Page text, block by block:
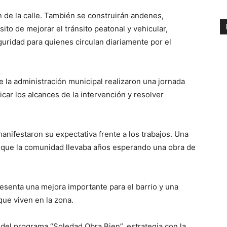
la calle. También se construirán andenes,
de mejorar el tránsito peatonal y vehicular,
para quienes circulan diariamente por el
administración municipal realizaron una jornada
los alcances de la intervención y resolver
su expectativa frente a los trabajos. Una
la comunidad llevaba años esperando una obra de
una mejora importante para el barrio y una
viven en la zona.